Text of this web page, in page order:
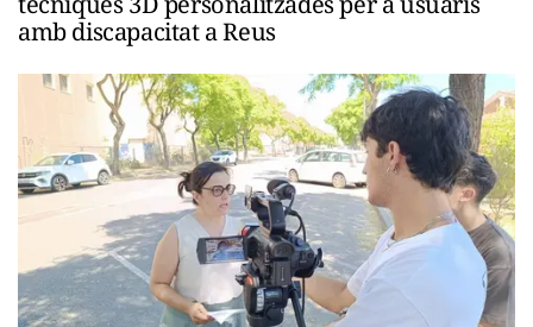
amb discapacitat a Reus